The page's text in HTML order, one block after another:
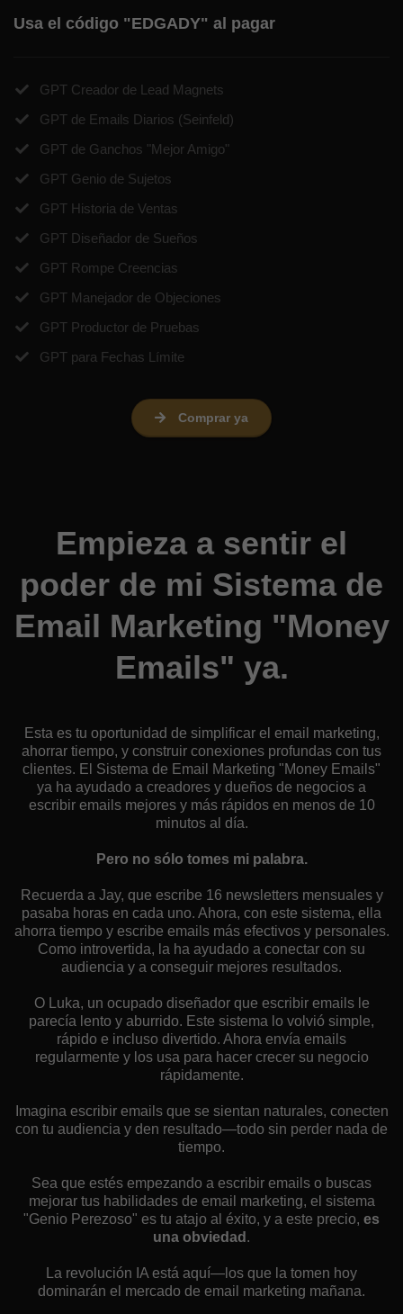
Usa el código "EDGADY" al pagar
GPT Creador de Lead Magnets
GPT de Emails Diarios (Seinfeld)
GPT de Ganchos "Mejor Amigo"
​GPT Genio de Sujetos
​GPT Historia de Ventas
​GPT Diseñador de Sueños
​GPT Rompe Creencias
​GPT Manejador de Objeciones
​GPT Productor de Pruebas
​GPT para Fechas Límite
Comprar ya
Empieza a sentir el
poder de mi Sistema de
Email Marketing "Money
Emails" ya.
Esta es tu oportunidad de simplificar el email marketing,
ahorrar tiempo, y construir conexiones profundas con tus
clientes. El Sistema de Email Marketing "Money Emails"
ya ha ayudado a creadores y dueños de negocios a
escribir emails mejores y más rápidos en menos de 10
minutos al día.
Pero no sólo tomes mi palabra.
Recuerda a Jay, que escribe 16 newsletters mensuales y
pasaba horas en cada uno. Ahora, con este sistema, ella
ahorra tiempo y escribe emails más efectivos y personales.
Como introvertida, la ha ayudado a conectar con su
audiencia y a conseguir mejores resultados.
O Luka, un ocupado diseñador que escribir emails le
parecía lento y aburrido. Este sistema lo volvió simple,
rápido e incluso divertido. Ahora envía emails
regularmente y los usa para hacer crecer su negocio
rápidamente.
Imagina escribir emails que se sientan naturales, conecten
con tu audiencia y den resultado—todo sin perder nada de
tiempo.
Sea que estés empezando a escribir emails o buscas
mejorar tus habilidades de email marketing, el sistema
"Genio Perezoso" es tu atajo al éxito, y a este precio, es
una obviedad .
La revolución IA está aquí—los que la tomen hoy
dominarán el mercado de email marketing mañana.